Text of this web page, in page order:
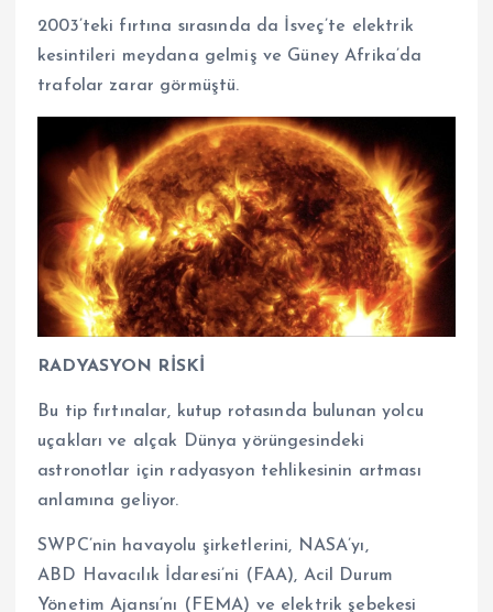
2003’teki fırtına sırasında da İsveç’te elektrik
kesintileri meydana gelmiş ve Güney Afrika’da
trafolar zarar görmüştü.
RADYASYON RİSKİ
Bu tip fırtınalar, kutup rotasında bulunan yolcu
uçakları ve alçak Dünya yörüngesindeki
astronotlar için radyasyon tehlikesinin artması
anlamına geliyor.
SWPC’nin havayolu şirketlerini, NASA’yı,
ABD Havacılık İdaresi’ni (FAA), Acil Durum
Yönetim Ajansı’nı (FEMA) ve elektrik şebekesi